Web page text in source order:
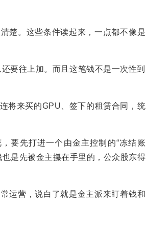
楚。这些条件读起来，一点都不像是
要往上加。而且这笔钱不是一次性到
将来买的GPU、签下的租赁合同，统
要先打进一个由金主控制的“冻结账
是先被金主攥在手里的，公众股东得
运营，说白了就是金主派来盯着钱和